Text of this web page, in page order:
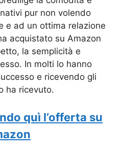
pur non volendo
e ad un ottima relazione
acquistato su Amazon
la semplicità e
In molti lo hanno
e ricevendo gli
ha ricevuto.
quì l’offerta su